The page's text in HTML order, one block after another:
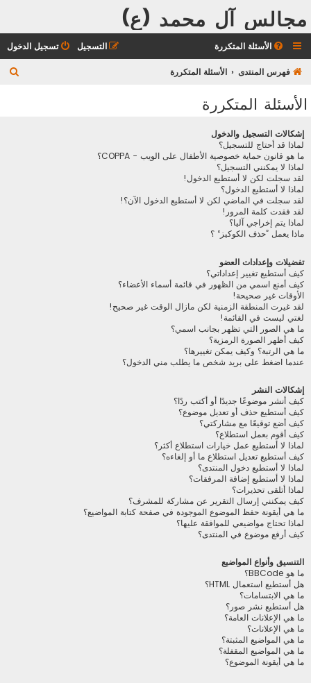
مجالس آل محمد (ع)
الأسئلة المتكررة تسجيل الدخول التسجيل
فهرس المنتدى الأسئلة المتكررة
الأسئلة المتكررة
إشكالات التسجيل والدخول
لماذا قد أحتاج للتسجيل؟
ما هو قانون حماية خصوصية الأطفال على الويب - COPPA؟
لماذا لا يمكنني التسجيل؟
لقد سجلت لكن لا أستطيع الدخول!
لماذا لا أستطيع الدخول؟
لقد سجلت في الماضي لكن لا أستطيع الدخول الآن؟!
لقد فقدت كلمة المرور!
لماذا يتم إخراجي آليا؟
ماذا يعمل ”حذف الكوكيز“ ؟
تفضيلات وإعدادات العضو
كيف أستطيع تغيير إعداداتي؟
كيف أمنع اسمي من الظهور في قائمة أسماء الأعضاء؟
الأوقات غير صحيحة!
لقد غيرت المنطقة الزمنية لكن مازال الوقت غير صحيح!
لغتي ليست في القائمة!
ما هي الصور التي تظهر بجانب اسمي؟
كيف أظهر الصورة الرمزية؟
ما هي الرتبة؟ وكيف يمكن تغييرها؟
عندما اضغط على بريد شخص ما يطلب مني الدخول؟
إشكالات النشر
كيف أنشر موضوعًا جديدًا أو أكتب ردًا؟
كيف أستطيع حذف أو تعديل موضوع؟
كيف أضع توقيعًا مع مشاركتي؟
كيف أقوم بعمل استطلاع؟
لماذا لا أستطيع عمل خيارات استطلاع أكثر؟
كيف أستطيع تعديل استطلاع ما أو إلغاءه؟
لماذا لا أستطيع دخول المنتدى؟
لماذا لا أستطيع إضافة المرفقات؟
لماذا أتلقى تحذيرات؟
كيف يمكنني إرسال التقرير عن مشاركة للمشرف؟
ما هي أيقونة حفظ الموضوع الموجودة في صفحة كتابة المواضيع؟
لماذا تحتاج مواضيعي للموافقة عليها؟
كيف أرفع موضوع في المنتدى؟
التنسيق وأنواع المواضيع
ما هو BBCode؟
هل أستطيع استعمال HTML؟
ما هي الابتسامات؟
هل أستطيع نشر صور؟
ما هي الإعلانات العامة؟
ما هي الإعلانات؟
ما هي المواضيع المثبتة؟
ما هي المواضيع المقفلة؟
ما هي أيقونة الموضوع؟